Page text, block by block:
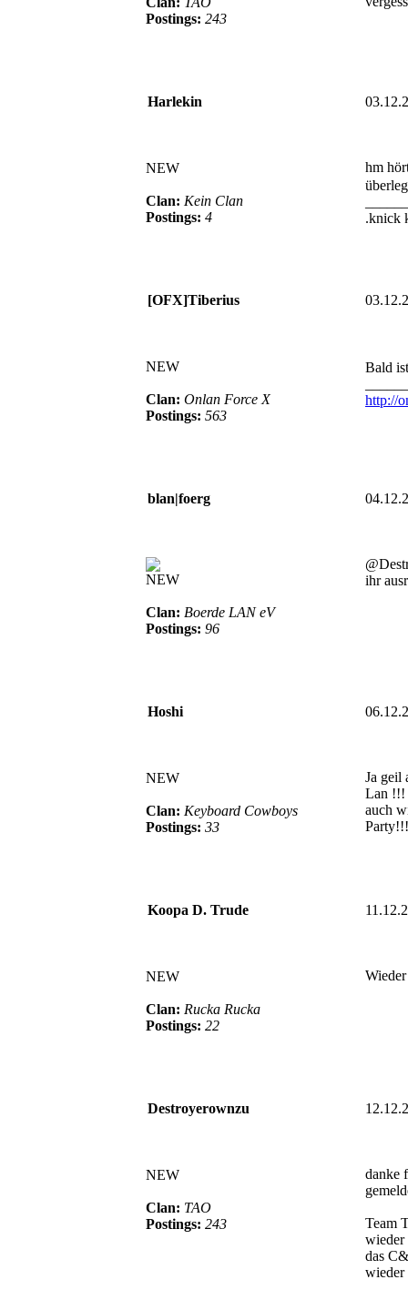
Postings: 243
Harlekin
NEW
Clan: Kein Clan
Postings: 4
hm
.knick
[OFX]Tiberius
NEW
Clan: Onlan Force X
Postings: 563
Bald
http://
blan|foerg
NEW
Clan: Boerde LAN eV
Postings: 96
ihr
Hoshi
NEW
Clan: Keyboard Cowboys
Postings: 33
Ja geil
Lan !!!
auch
Koopa D. Trude
NEW
Clan: Rucka Rucka
Postings: 22
Destroyerownzu
NEW
Clan: TAO
Postings: 243
danke
Team
wieder
das
wieder